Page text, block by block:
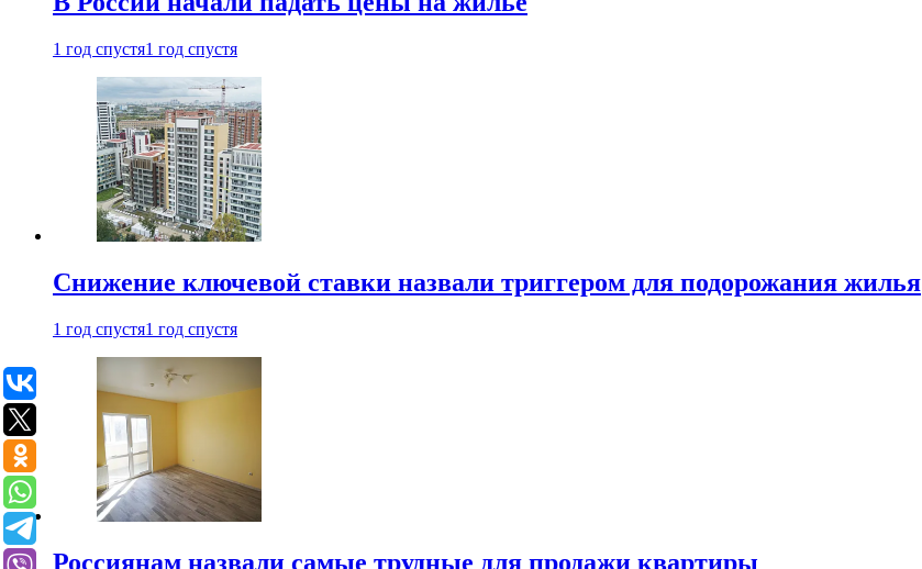
1 год спустя1 год спустя
Снижение ключевой ставки назвали триггером для подорожания жилья
1 год спустя1 год спустя
Россиянам назвали самые трудные для продажи квартиры